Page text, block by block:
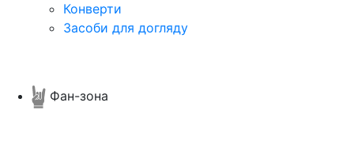
Конверти
Засоби для догляду
Фан-зона